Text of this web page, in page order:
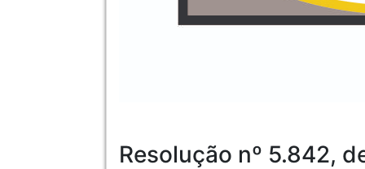
Resolução nº 5.842,